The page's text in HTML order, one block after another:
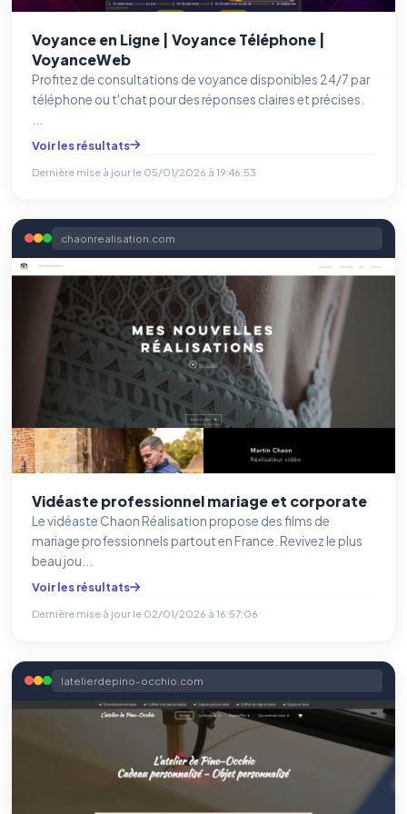
Voyance en Ligne | Voyance Téléphone |
VoyanceWeb
Profitez de consultations de voyance disponibles 24/7 par
téléphone ou t'chat pour des réponses claires et précises.
Voir les résultats
Dernière mise à jour le 05/01/2026 à 19:46:53
chaonrealisation.com
Vidéaste professionnel mariage et corporate
Le vidéaste Chaon Réalisation propose des films de
mariage professionnels partout en France. Revivez le plus
beau jou...
Voir les résultats
Dernière mise à jour le 02/01/2026 à 16:57:06
latelierdepino-occhio.com